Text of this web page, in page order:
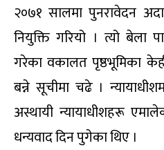
२०७१ सालमा पुनरावेदन
नियुक्ति गरियो । त्यो बेला
गरेका वकालत पृष्ठभूमिका
बन्ने सूचीमा चढे ।
अस्थायी न्यायाधीशहरू
धन्यवाद दिन पुगेका थिए ।